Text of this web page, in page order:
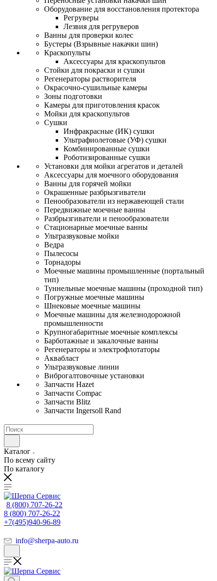
Оборудование для восстановления протектора
Регруверы
Лезвия для регруверов
Ванны для проверки колес
Бустеры (Взрывные накачки шин)
Краскопульты
Аксессуары для краскопультов
Стойки для покраски и сушки
Регенераторы растворителя
Окрасочно-сушильные камеры
Зоны подготовки
Камеры для приготовления красок
Мойки для краскопультов
Сушки
Инфракрасные (ИК) сушки
Ультрафиолетовые (УФ) сушки
Комбинированные сушки
Роботизированные сушки
Установки для мойки агрегатов и деталей
Аксессуары для моечного оборудования
Ванны для горячей мойки
Окрашенные разбрызгиватели
Пенообразователи из нержавеющей стали
Передвижные моечные ванны
Разбрызгиватели и пенообразователи
Стационарные моечные ванны
Ультразвуковые мойки
Ведра
Пылесосы
Торнадоры
Моечные машины промышленные (портальный
тип)
Туннельные моечные машины (проходной тип)
Погружные моечные машины
Шнековые моечные машины
Моечные машины для железнодорожной
промышленности
Крупногабаритные моечные комплексы
Барботажные и закалочные ванны
Регенераторы и электрофлотаторы
Аквабласт
Ультразвуковые линии
Виброгалтовочные установки
Запчасти Hazet
Запчасти Compac
Запчасти Blitz
Запчасти Ingersoll Rand
Каталог
По всему сайту
По каталогу
8 (800) 707-26-22
8 (800) 707-26-22
+7(495)940-96-89
info@sherpa-auto.ru